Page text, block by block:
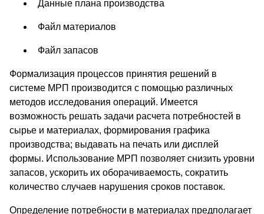
Данные плана производства
Файл материалов
Файл запасов
Формализация процессов принятия решений в
системе МРП производится с помощью различных
методов исследования операций. Имеется
возможность решать задачи расчета потребностей в
сырье и материалах, формирования графика
производства; выдавать на печать или дисплей
формы. Использование МРП позволяет снизить уровни
запасов, ускорить их оборачиваемость, сократить
количество случаев нарушения сроков поставок.
Определение потребности в материалах предполагает